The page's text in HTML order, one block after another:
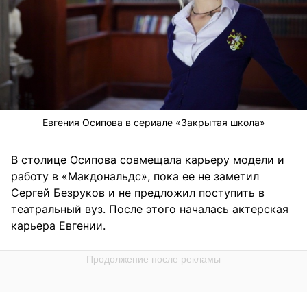
Евгения Осипова в сериале «Закрытая школа»
В столице Осипова совмещала карьеру модели и
работу в «Макдональдс», пока ее не заметил
Сергей Безруков и не предложил поступить в
театральный вуз. После этого началась актерская
карьера Евгении.